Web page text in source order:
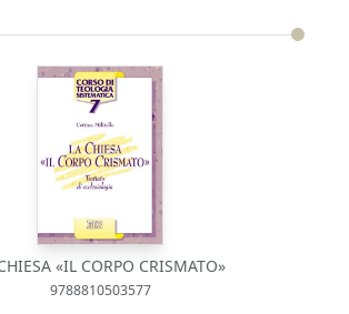
«IL CORPO CRISMATO»
9788810503577